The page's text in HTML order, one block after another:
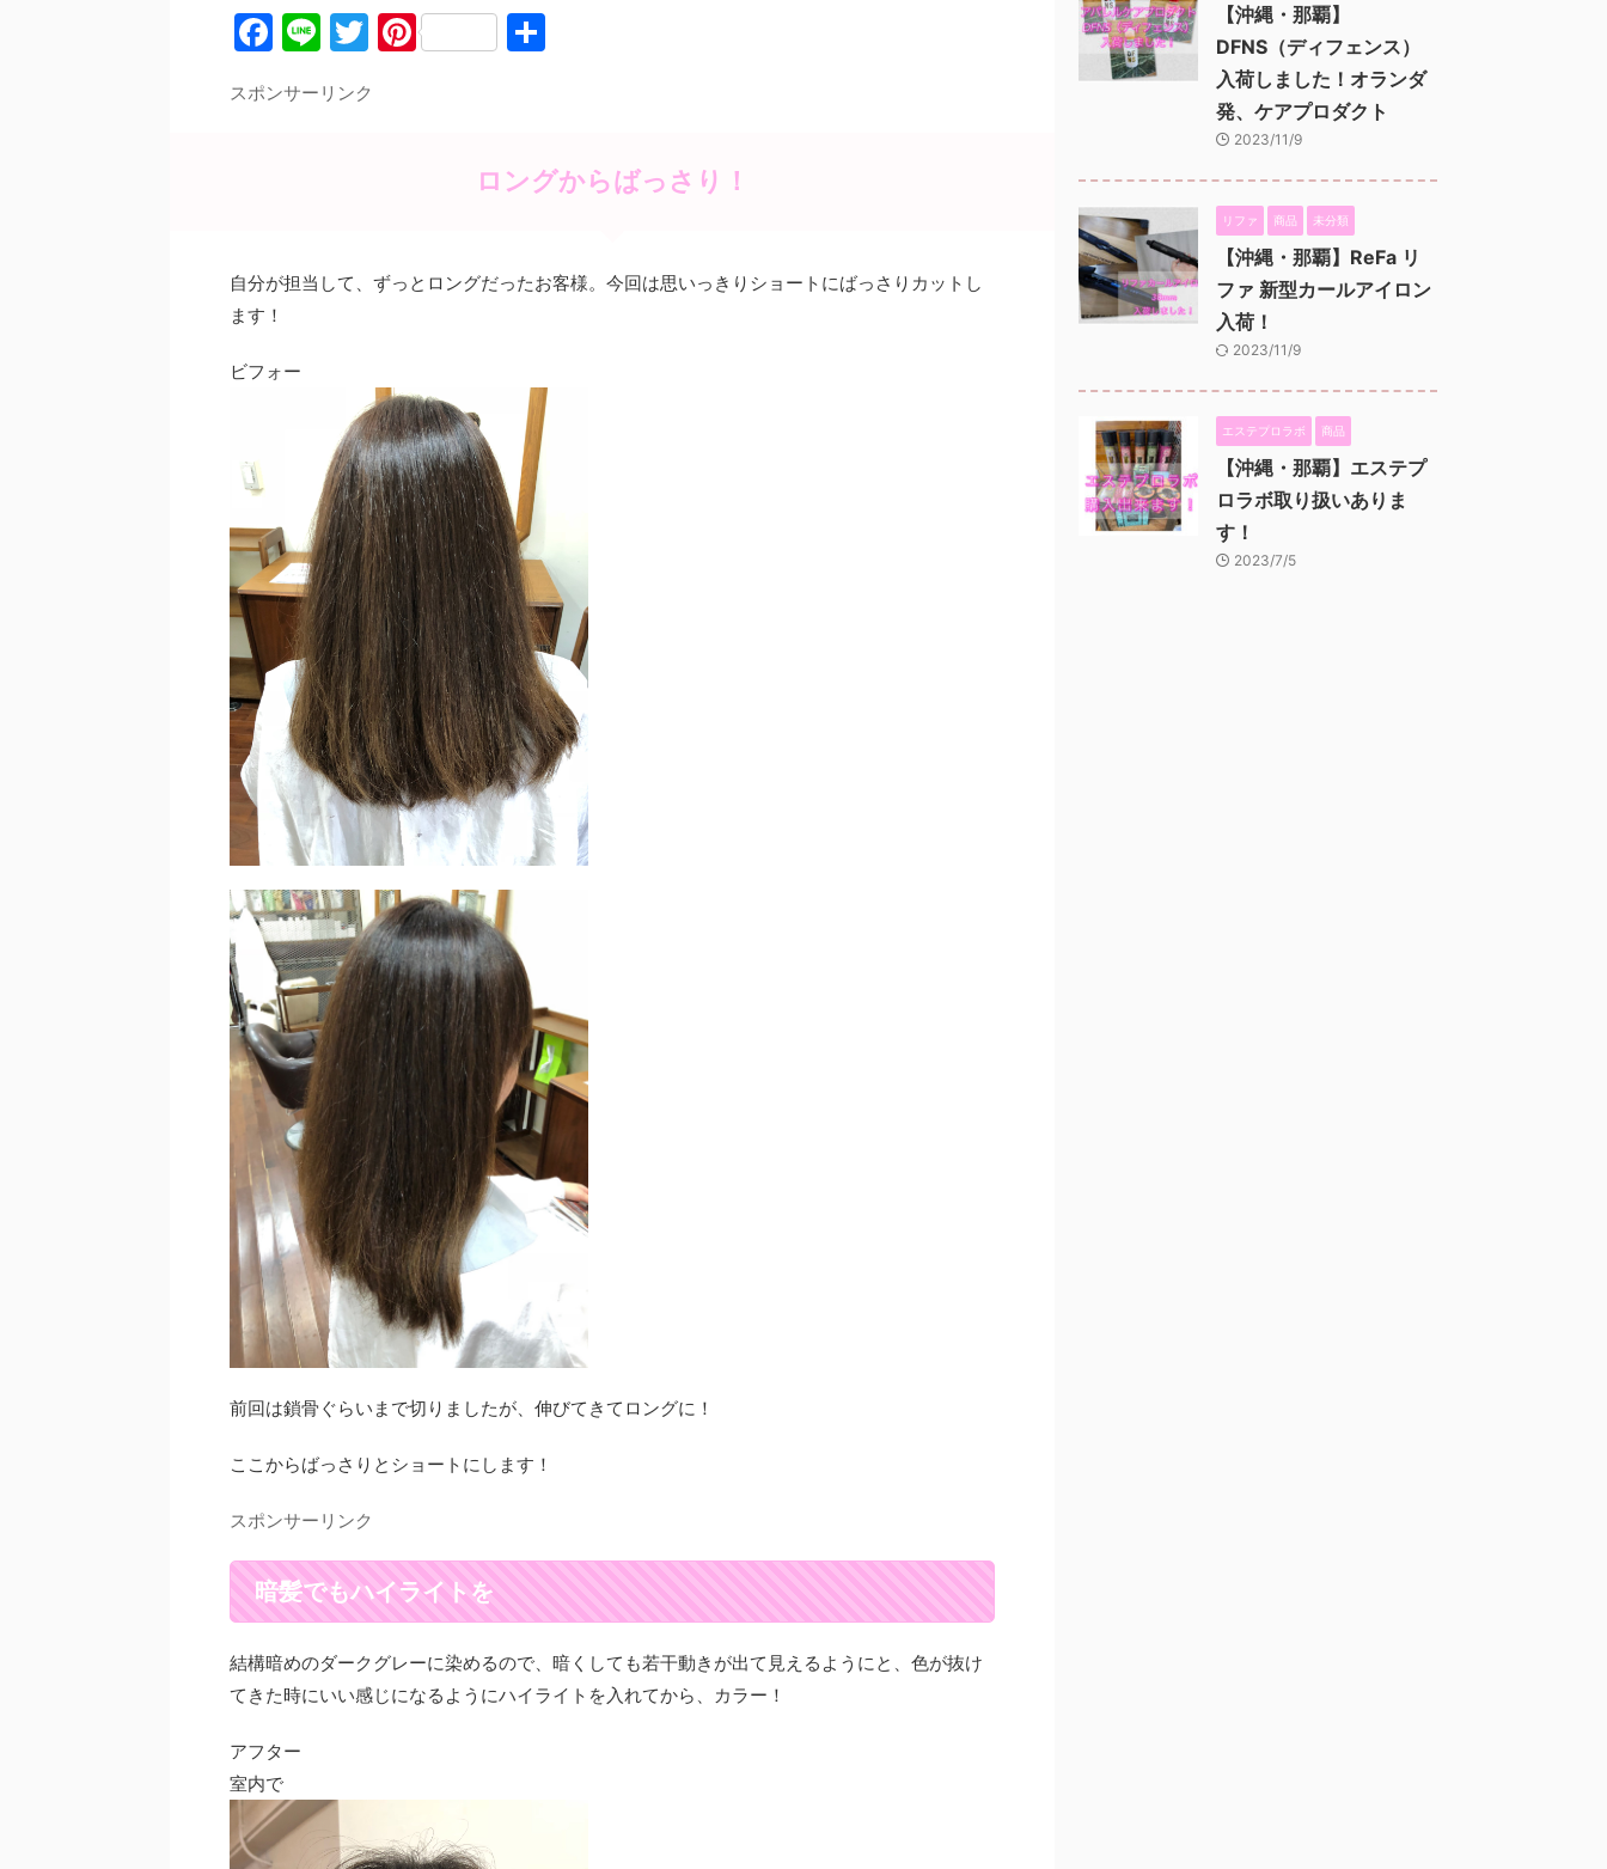
F
c
k
Li
e
T
itt
Pi
スポンサーリンク
ロングからばっさり！
自分が担当して、ずっとロングだったお客様。今回は思いっきりショートにばっさりカットし
ます！
ビフォー
前回は鎖骨ぐらいまで切りましたが、伸びてきてロングに！
ここからばっさりとショートにします！
スポンサーリンク
暗髪でもハイライトを
結構暗めのダークグレーに染めるので、暗くしても若干動きが出て見えるようにと、色が抜け
てきた時にいい感じになるようにハイライトを入れてから、カラー！
アフター
室内で
【沖縄・那覇】
DFNS（ディフェンス）
入荷しました！オランダ
発、ケアプロダクト
2023/11/9
リファ 商品 未分類
【沖縄・那覇】ReFa リ
ファ 新型カールアイロン
入荷！
2023/11/9
エステプロラボ 商品
【沖縄・那覇】エステプ
ロラボ取り扱いありま
す！
2023/7/5